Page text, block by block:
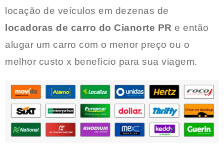
locação de veículos em dezenas de
locadoras de carro do Cianorte PR e então
alugar um carro com o menor preço ou o
melhor custo x benefício para sua viagem.